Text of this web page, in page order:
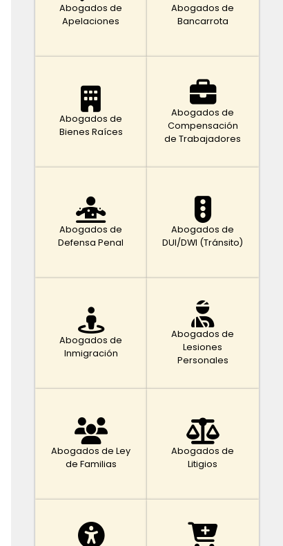
Abogados de
Apelaciones
Abogados de
Bancarrota
Abogados de
Bienes Raíces
Abogados de
Compensación
de Trabajadores
Abogados de
Defensa Penal
Abogados de
DUI/DWI (Tránsito)
Abogados de
Inmigración
Abogados de
Lesiones
Personales
Abogados de Ley
de Familias
Abogados de
Litigios